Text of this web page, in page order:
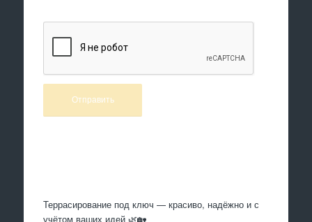
Террасирование под ключ — красиво, надёжно и с
учётом ваших идей 🌿🏡